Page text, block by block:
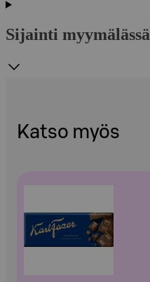
Sijainti myymälässä
Katso myös